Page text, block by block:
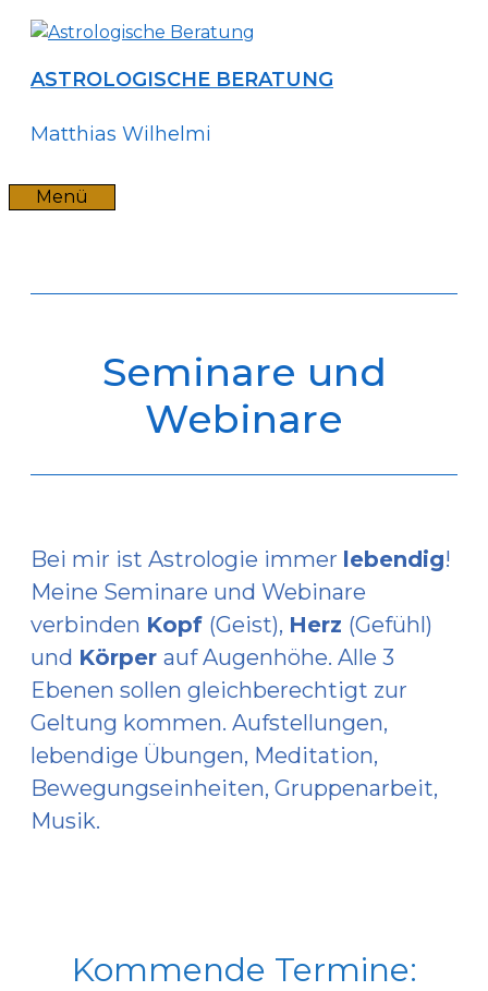
Zum
Inhalt
springen
ASTROLOGISCHE BERATUNG
Matthias Wilhelmi
Menü
Seminare und
Webinare
Bei mir ist Astrologie immer lebendig!
Meine Seminare und Webinare
verbinden Kopf (Geist), Herz (Gefühl)
und Körper auf Augenhöhe. Alle 3
Ebenen sollen gleichberechtigt zur
Geltung kommen. Aufstellungen,
lebendige Übungen, Meditation,
Bewegungseinheiten, Gruppenarbeit,
Musik.
Kommende Termine: